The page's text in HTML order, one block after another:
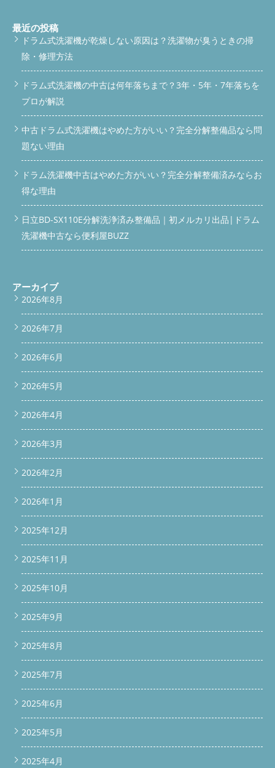
最近の投稿
ドラム式洗濯機が乾燥しない原因は？洗濯物が臭うときの掃
除・修理方法
ドラム式洗濯機の中古は何年落ちまで？3年・5年・7年落ちを
プロが解説
中古ドラム式洗濯機はやめた方がいい？完全分解整備品なら問
題ない理由
ドラム洗濯機中古はやめた方がいい？完全分解整備済みならお
得な理由
日立BD-SX110E分解洗浄済み整備品｜初メルカリ出品|ドラム
洗濯機中古なら便利屋BUZZ
アーカイブ
2026年8月
2026年7月
2026年6月
2026年5月
2026年4月
2026年3月
2026年2月
2026年1月
2025年12月
2025年11月
2025年10月
2025年9月
2025年8月
2025年7月
2025年6月
2025年5月
2025年4月